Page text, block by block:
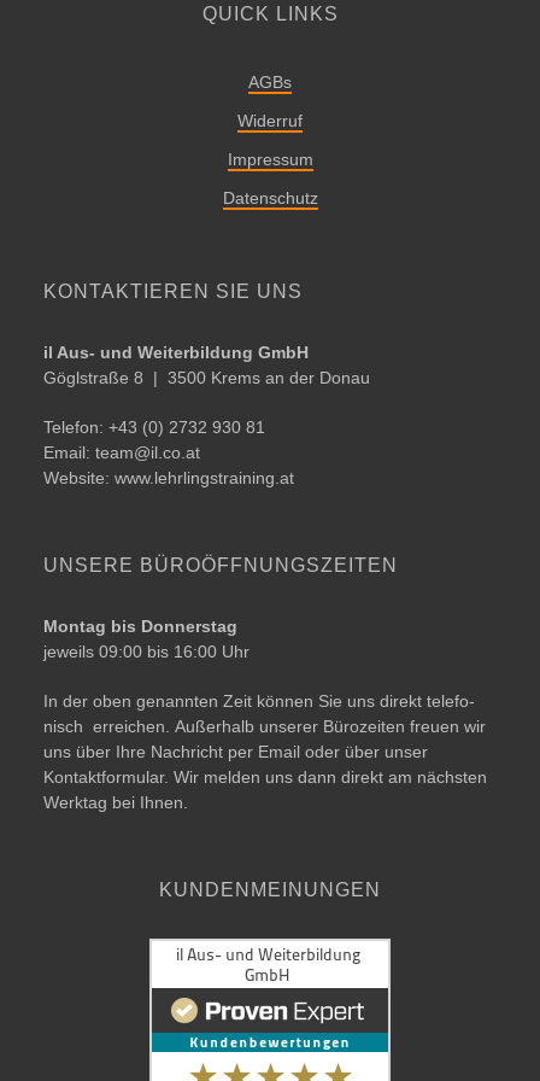
QUICK LINKS
AGBs
Widerruf
Impressum
Datenschutz
KONTAKTIEREN SIE UNS
il Aus- und Weiterbildung GmbH
Göglstraße 8 | ­­3500 Krems an der Donau
Telefon: +43 (0) 2732 930 81
Email: team@​il.​co.​at
Website: www.lehrlingstraining.at
UNSERE BÜRO­ÖFFNUNGSZEITEN
Montag bis Donnerstag
jeweils 09:00 bis 16:00 Uhr
In der oben genann­ten Zeit kön­nen Sie uns direkt tele­fo­
nisch errei­chen. Außerhalb unse­rer Bürozeiten freu­en wir
uns über Ihre Nachricht per Email oder über unser
Kontaktformular. Wir mel­den uns dann direkt am nächs­ten
Werktag bei Ihnen.
KUNDENMEINUNGEN